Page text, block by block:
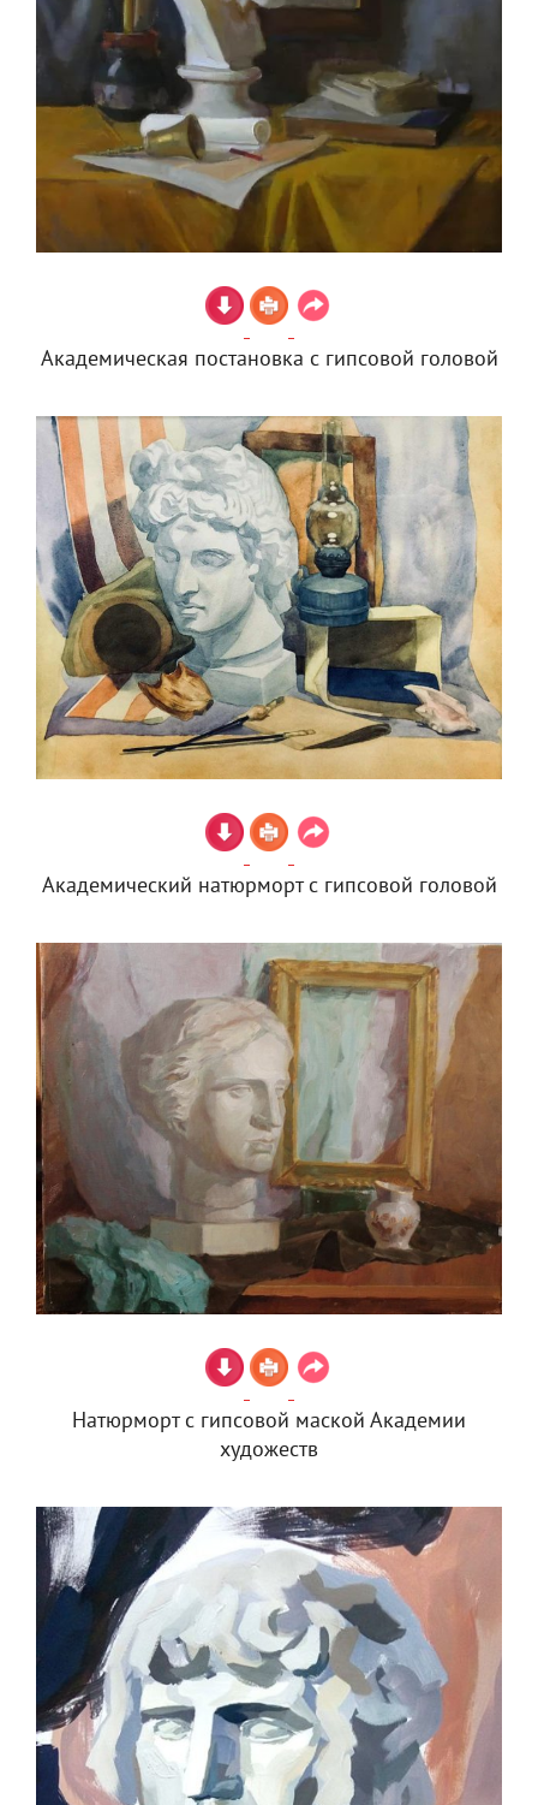
Академическая постановка с гипсовой головой
Академический натюрморт с гипсовой головой
Натюрморт с гипсовой маской Академии
художеств